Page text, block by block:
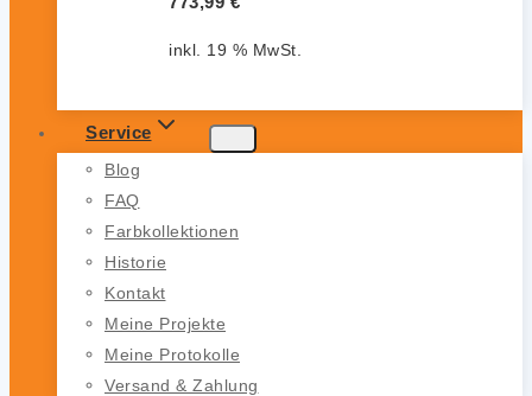
inkl. 19 % MwSt.
Service
Blog
FAQ
Farbkollektionen
Historie
Kontakt
Meine Projekte
Meine Protokolle
Versand & Zahlung